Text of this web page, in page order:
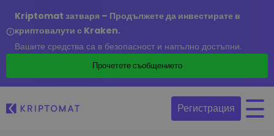
Kriptomat затваря – Продължете да инвестирате в
криптовалути с Kraken.
Вашите средства са в безопасност и напълно достъпни.
Прочетете съобщението
Регистрация